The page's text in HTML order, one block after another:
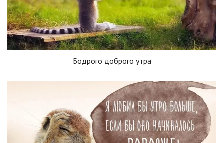
Бодрого доброго утра